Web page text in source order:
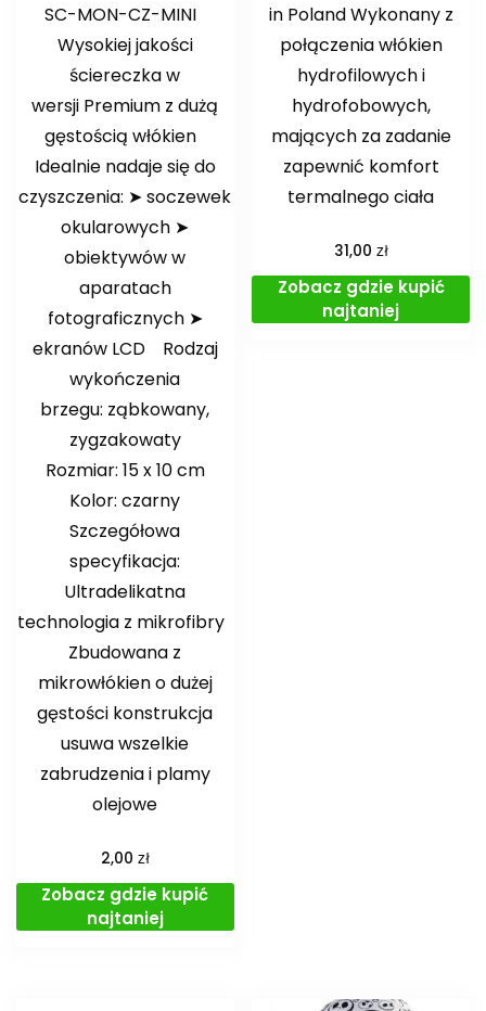
SC-MON-CZ-MINI
Wysokiej jakości
ściereczka w
wersji Premium z dużą
gęstością włókien
Idealnie nadaje się do
czyszczenia: ➤ soczewek
okularowych ➤
obiektywów w
aparatach
fotograficznych ➤
ekranów LCD Rodzaj
wykończenia
brzegu: ząbkowany,
zygzakowaty
Rozmiar: 15 x 10 cm
Kolor: czarny
Szczegółowa
specyfikacja:
Ultradelikatna
technologia z mikrofibry
Zbudowana z
mikrowłókien o dużej
gęstości konstrukcja
usuwa wszelkie
zabrudzenia i plamy
olejowe
2,00 zł
Zobacz gdzie kupić
najtaniej
in Poland Wykonany z
połączenia włókien
hydrofilowych i
hydrofobowych,
mających za zadanie
zapewnić komfort
termalnego ciała
31,00 zł
Zobacz gdzie kupić
najtaniej